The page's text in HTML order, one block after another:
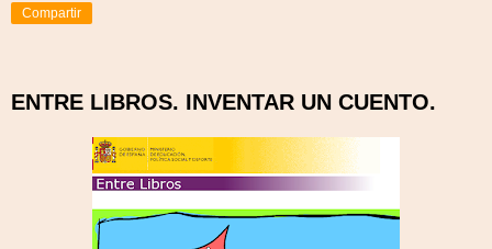
Compartir
ENTRE LIBROS. INVENTAR UN CUENTO.